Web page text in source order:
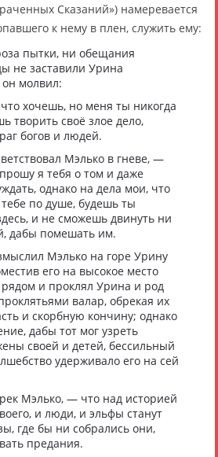
Сказаний») намеревается
к нему в плен, служить ему:
пытки, ни обещания
не заставили Урина
он молвил:
хочешь, но меня ты никогда
творить своё злое дело,
богов и людей.
Мэлько в гневе, —
я тебя о том и даже
однако на дела мои, что
по душе, будешь ты
и не сможешь двинуть ни
дабы помешать им.
Мэлько на горе Урину
его на высокое место
рядом и проклял Урина и род
валар, обрекая их
и скорбную кончину; однако
дабы тот мог узреть
своей и детей, бессильный
удерживало его на сей
Мэлько, — что над историей
и люди, и эльфы станут
где бы ни собрались они,
предания.